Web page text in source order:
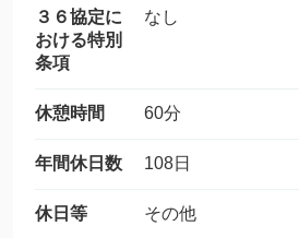
３６協定に
おける特別
条項
なし
休憩時間 60分
年間休日数 108日
休日等 その他